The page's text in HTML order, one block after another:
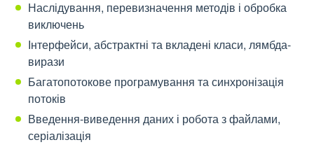
Наслідування, перевизначення методів і обробка
виключень
Інтерфейси, абстрактні та вкладені класи, лямбда-
вирази
Багатопотокове програмування та синхронізація
потоків
Введення-виведення даних і робота з файлами,
серіалізація